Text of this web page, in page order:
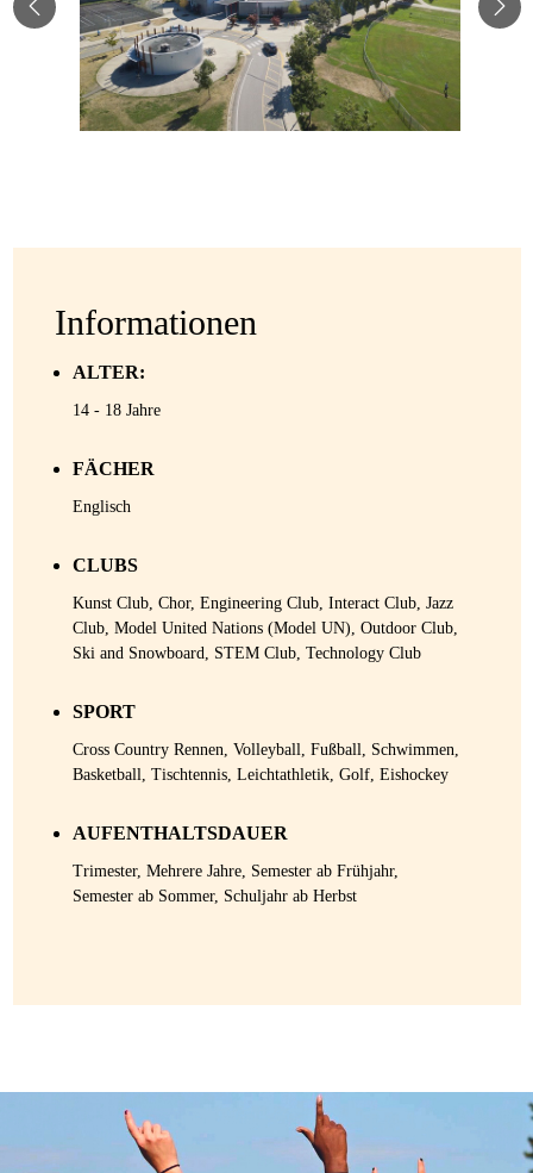
Informationen
ALTER:
14 - 18 Jahre
FÄCHER
Englisch
CLUBS
Kunst Club, Chor, Engineering Club, Interact Club, Jazz
Club, Model United Nations (Model UN), Outdoor Club,
Ski and Snowboard, STEM Club, Technology Club
SPORT
Cross Country Rennen, Volleyball, Fußball, Schwimmen,
Basketball, Tischtennis, Leichtathletik, Golf, Eishockey
AUFENTHALTSDAUER
Trimester, Mehrere Jahre, Semester ab Frühjahr,
Semester ab Sommer, Schuljahr ab Herbst